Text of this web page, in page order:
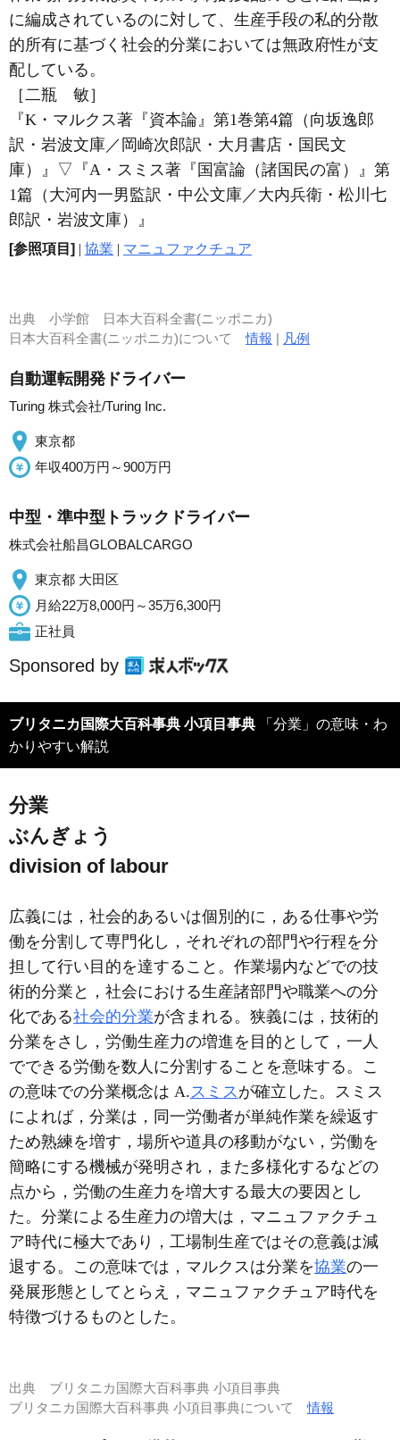
に編成されているのに対して、生産手段の私的分散
的所有に基づく社会的分業においては無政府性が支
配している。
［二瓶 敏］
『K・マルクス著『資本論』第1巻第4篇（向坂逸郎
訳・岩波文庫／岡崎次郎訳・大月書店・国民文
庫）』 ▽ 『A・スミス著『国富論（諸国民の富）』第
1篇（大河内一男監訳・中公文庫／大内兵衛・松川七
郎訳・岩波文庫）』
[参照項目] | 協業 | マニュファクチュア
出典 小学館 日本大百科全書(ニッポニカ)
日本大百科全書(ニッポニカ)について情報 | 凡例
自動運転開発ドライバー
Turing 株式会社/Turing Inc.
東京都
年収400万円～900万円
中型・準中型トラックドライバー
株式会社船昌GLOBALCARGO
東京都 大田区
月給22万8,000円～35万6,300円
正社員
Sponsored by
ブリタニカ国際大百科事典 小項目事典 「分業」の意味・わ
かりやすい解説
分業
ぶんぎょう
division of labour
広義には，社会的あるいは個別的に，ある仕事や労
働を分割して専門化し，それぞれの部門や行程を分
担して行い目的を達すること。作業場内などでの技
術的分業と，社会における生産諸部門や職業への分
化である社会的分業が含まれる。狭義には，技術的
分業をさし，労働生産力の増進を目的として，一人
でできる労働を数人に分割することを意味する。こ
の意味での分業概念は A.スミスが確立した。スミス
によれば，分業は，同一労働者が単純作業を繰返す
ため熟練を増す，場所や道具の移動がない，労働を
簡略にする機械が発明され，また多様化するなどの
点から，労働の生産力を増大する最大の要因とし
た。分業による生産力の増大は，マニュファクチュ
ア時代に極大であり，工場制生産ではその意義は減
退する。この意味では，マルクスは分業を協業の一
発展形態としてとらえ，マニュファクチュア時代を
特徴づけるものとした。
出典 ブリタニカ国際大百科事典 小項目事典
ブリタニカ国際大百科事典 小項目事典について情報